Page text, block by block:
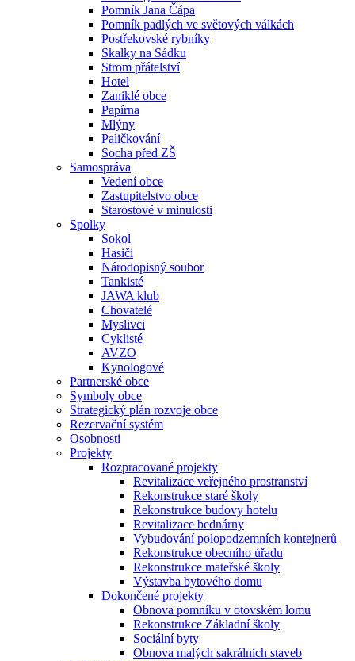
Pomník Jana Čápa
Pomník padlých ve světových válkách
Postřekovské rybníky
Skalky na Sádku
Strom přátelství
Hotel
Zaniklé obce
Papírna
Mlýny
Paličkování
Socha před ZŠ
Samospráva
Vedení obce
Zastupitelstvo obce
Starostové v minulosti
Spolky
Sokol
Hasiči
Národopisný soubor
Tankisté
JAWA klub
Chovatelé
Myslivci
Cyklisté
AVZO
Kynologové
Partnerské obce
Symboly obce
Strategický plán rozvoje obce
Rezervační systém
Osobnosti
Projekty
Rozpracované projekty
Revitalizace veřejného prostranství
Rekonstrukce staré školy
Rekonstrukce budovy hotelu
Revitalizace bednárny
Vybudování polopodzemních kontejnerů
Rekonstrukce obecního úřadu
Rekonstrukce mateřské školy
Výstavba bytového domu
Dokončené projekty
Obnova pomníku v otovském lomu
Rekonstrukce Základní školy
Sociální byty
Obnova malých sakrálních staveb